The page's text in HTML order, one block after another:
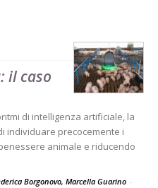
il caso
di intelligenza artificiale, la
individuare precocemente i
animale e riducendo
Borgonovo, Marcella Guarino -